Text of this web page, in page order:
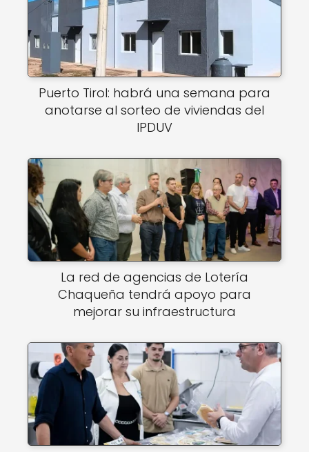
Puerto Tirol: habrá una semana para
anotarse al sorteo de viviendas del
IPDUV
La red de agencias de Lotería
Chaqueña tendrá apoyo para
mejorar su infraestructura